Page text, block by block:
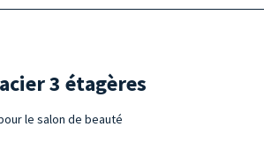
3 étagères
le salon de beauté